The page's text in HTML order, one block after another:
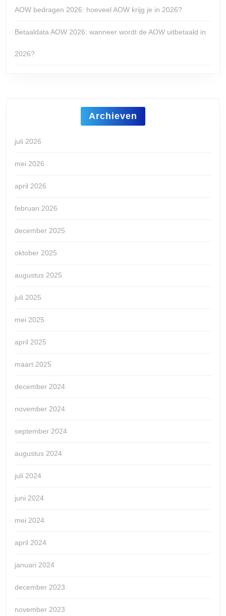
AOW bedragen 2026: hoeveel AOW krijg je in 2026?
Betaaldata AOW 2026: wanneer wordt de AOW uitbetaald in
2026?
Archieven
juli 2026
mei 2026
april 2026
februari 2026
december 2025
oktober 2025
augustus 2025
juli 2025
mei 2025
april 2025
maart 2025
december 2024
november 2024
september 2024
augustus 2024
juli 2024
juni 2024
mei 2024
april 2024
januari 2024
december 2023
november 2023